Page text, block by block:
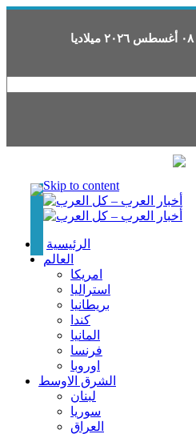
٠٨ أغسطس ٢٠٢٦ ميلاديا
Skip to content
الرئيسية
العالم
امريكا
استراليا
بريطانيا
كندا
المانيا
فرنسا
اوروبا
الشرق الاوسط
لبنان
سوريا
العراق